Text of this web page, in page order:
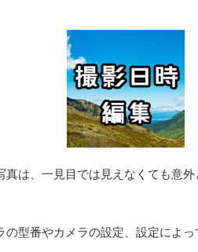
真は、一見目では見えなくても意
型番やカメラの設定、設定によっ